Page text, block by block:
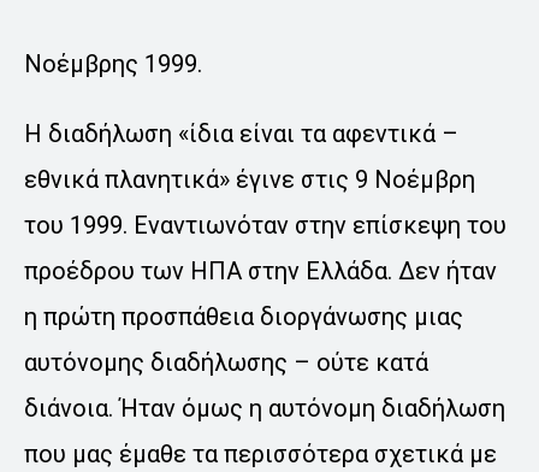
Νοέμβρης 1999.
Η διαδήλωση «ίδια είναι τα αφεντικά –
εθνικά πλανητικά» έγινε στις 9 Νοέμβρη
του 1999. Εναντιωνόταν στην επίσκεψη του
προέδρου των ΗΠΑ στην Ελλάδα. Δεν ήταν
η πρώτη προσπάθεια διοργάνωσης μιας
αυτόνομης διαδήλωσης – ούτε κατά
διάνοια. Ήταν όμως η αυτόνομη διαδήλωση
που μας έμαθε τα περισσότερα σχετικά με